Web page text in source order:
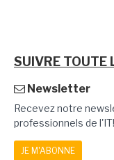
SUIVRE TOUTE
Newsletter
Recevez notre
professionnels de l'IT!
JE M'ABONNE